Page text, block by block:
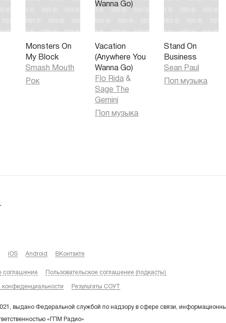
Monsters On
My Block
Smash Mouth
Рок
Vacation
(Anywhere You
Wanna Go)
Flo Rida &
Sage The
Gemini
Поп музыка
Stand On
Business
Sean Paul
Поп музыка
iOS Android ВКонтакте
соглашение Пользовательское соглашение (подкасты)
конфиденциальности Результаты СОУТ
выдано Федеральной службой по надзору в сфере связи,
«ГПМ Радио»